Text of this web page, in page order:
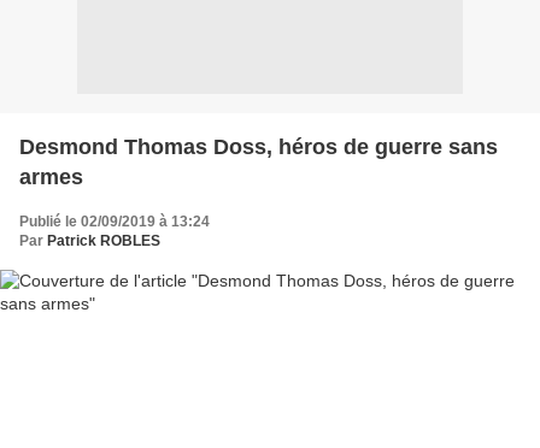
Desmond Thomas Doss, héros de guerre sans
armes
Publié le 02/09/2019 à 13:24
Par Patrick ROBLES